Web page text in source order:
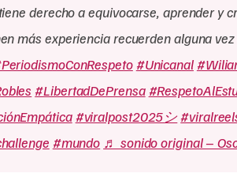
derecho a equivocarse, aprender y
más experiencia recuerden alguna
#Unicanal
#LibertadDePrensa
#viralpost2025シ
#mundo ♬ sonido original –